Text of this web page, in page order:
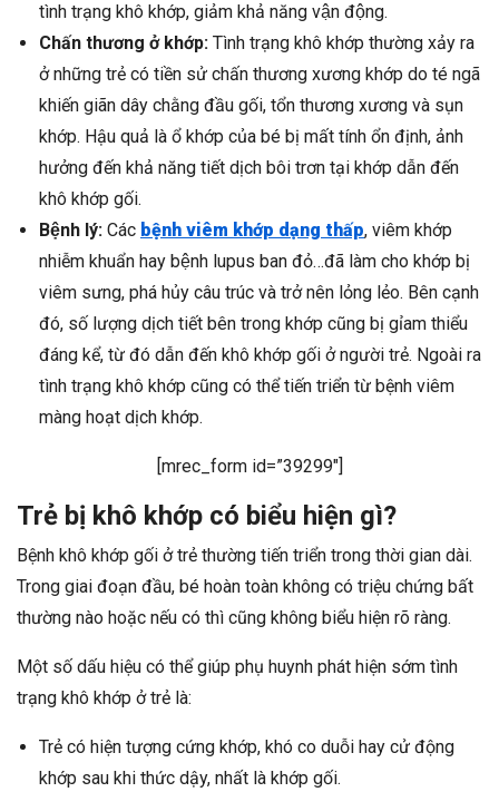
tình trạng khô khớp, giảm khả năng vận động.
Chấn thương ở khớp: Tình trạng khô khớp thường xảy ra
ở những trẻ có tiền sử chấn thương xương khớp do té ngã
khiến giãn dây chằng đầu gối, tổn thương xương và sụn
khớp. Hậu quả là ổ khớp của bé bị mất tính ổn định, ảnh
hưởng đến khả năng tiết dịch bôi trơn tại khớp dẫn đến
khô khớp gối.
Bệnh lý: Các bệnh viêm khớp dạng thấp, viêm khớp
nhiễm khuẩn hay bệnh lupus ban đỏ…đã làm cho khớp bị
viêm sưng, phá hủy câu trúc và trở nên lỏng lẻo. Bên cạnh
đó, số lượng dịch tiết bên trong khớp cũng bị gỉam thiểu
đáng kể, từ đó dẫn đến khô khớp gối ở người trẻ. Ngoài ra
tình trạng khô khớp cũng có thể tiến triển từ bệnh viêm
màng hoạt dịch khớp.
[mrec_form id=”39299″]
Trẻ bị khô khớp có biểu hiện gì?
Bệnh khô khớp gối ở trẻ thường tiến triển trong thời gian dài.
Trong giai đoạn đầu, bé hoàn toàn không có triệu chứng bất
thường nào hoặc nếu có thì cũng không biểu hiện rõ ràng.
Một số dấu hiệu có thể giúp phụ huynh phát hiện sớm tình
trạng khô khớp ở trẻ là:
Trẻ có hiện tượng cứng khớp, khó co duỗi hay cử động
khớp sau khi thức dậy, nhất là khớp gối.